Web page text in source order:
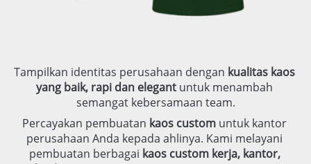
Tampilkan identitas perusahaan dengan kualitas kaos
yang baik, rapi dan elegant untuk menambah
semangat kebersamaan team.
Percayakan pembuatan kaos custom untuk kantor
perusahaan Anda kepada ahlinya. Kami melayani
pembuatan berbagai kaos custom kerja, kantor,